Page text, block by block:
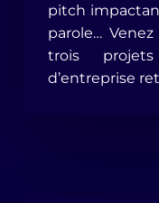
pitch
parole…
trois
d’entreprise